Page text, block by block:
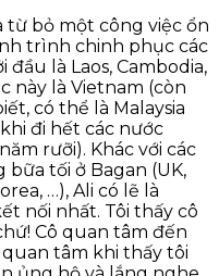
từ bỏ một công việc ổn
trình chinh phục các
là Laos, Cambodia,
này là Vietnam (còn
có thể là Malaysia
đi hết các nước
rưỡi). Khác với các
tối ở Bagan (UK,
…), Ali có lẽ là
nối nhất. Tôi thấy cô
Cô quan tâm đến
tâm khi thấy tôi